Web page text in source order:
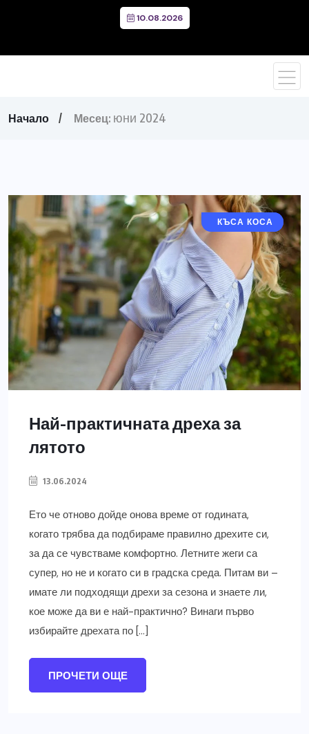
10.08.2026
Начало Месец: юни 2024
ДЪЛГА КОСА
КЪСА КОСА
Най-практичната дреха за
лятото
13.06.2024
Ето че отново дойде онова време от годината,
когато трябва да подбираме правилно дрехите си,
за да се чувстваме комфортно. Летните жеги са
супер, но не и когато си в градска среда. Питам ви –
имате ли подходящи дрехи за сезона и знаете ли,
кое може да ви е най-практично? Винаги първо
избирайте дрехата по […]
ПРОЧЕТИ ОЩЕ